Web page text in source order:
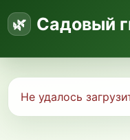
Садовый
Не удалось